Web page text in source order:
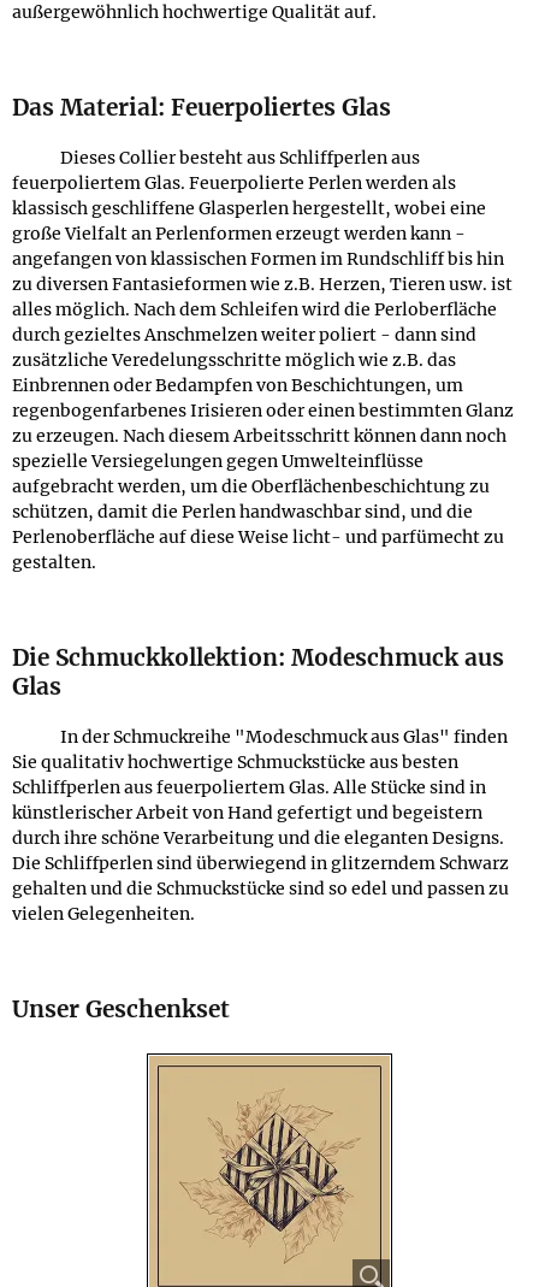
außergewöhnlich hochwertige Qualität auf.
Das Material: Feuerpoliertes Glas
Dieses Collier besteht aus Schliffperlen aus
feuerpoliertem Glas. Feuerpolierte Perlen werden als
klassisch geschliffene Glasperlen hergestellt, wobei eine
große Vielfalt an Perlenformen erzeugt werden kann -
angefangen von klassischen Formen im Rundschliff bis hin
zu diversen Fantasieformen wie z.B. Herzen, Tieren usw. ist
alles möglich. Nach dem Schleifen wird die Perloberfläche
durch gezieltes Anschmelzen weiter poliert - dann sind
zusätzliche Veredelungsschritte möglich wie z.B. das
Einbrennen oder Bedampfen von Beschichtungen, um
regenbogenfarbenes Irisieren oder einen bestimmten Glanz
zu erzeugen. Nach diesem Arbeitsschritt können dann noch
spezielle Versiegelungen gegen Umwelteinflüsse
aufgebracht werden, um die Oberflächenbeschichtung zu
schützen, damit die Perlen handwaschbar sind, und die
Perlenoberfläche auf diese Weise licht- und parfümecht zu
gestalten.
Die Schmuckkollektion: Modeschmuck aus
Glas
In der Schmuckreihe "Modeschmuck aus Glas" finden
Sie qualitativ hochwertige Schmuckstücke aus besten
Schliffperlen aus feuerpoliertem Glas. Alle Stücke sind in
künstlerischer Arbeit von Hand gefertigt und begeistern
durch ihre schöne Verarbeitung und die eleganten Designs.
Die Schliffperlen sind überwiegend in glitzerndem Schwarz
gehalten und die Schmuckstücke sind so edel und passen zu
vielen Gelegenheiten.
Unser Geschenkset